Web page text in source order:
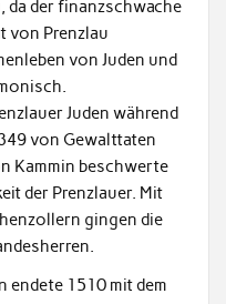
da der finanzschwache
von Prenzlau
von Juden und
Juden während
von Gewalttaten
Kammin beschwerte
der Prenzlauer. Mit
gingen die
endete 1510 mit dem